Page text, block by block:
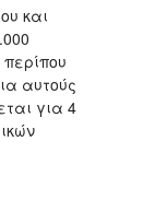
και
αυτούς
για 4